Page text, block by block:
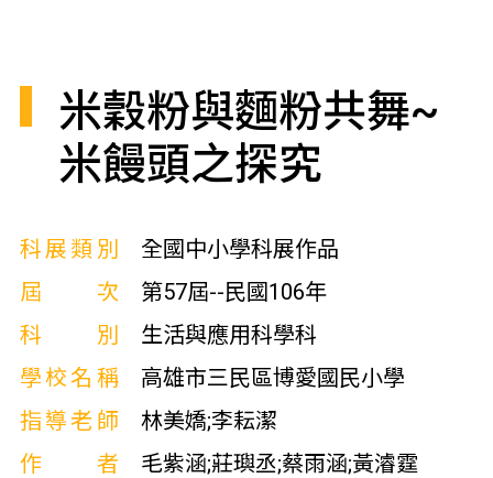
米穀粉與麵粉共舞~
米饅頭之探究
科展類別
全國中小學科展作品
屆次
第57屆--民國106年
科別
生活與應用科學科
學校名稱
高雄市三民區博愛國民小學
指導老師
林美嬌;李耘潔
作者
毛紫涵;莊璵丞;蔡雨涵;黃濬霆